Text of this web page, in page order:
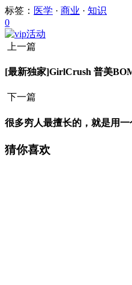
标签： 医学 · 商业 · 知识
0
上一篇
[最新独家]GirlCrush 普美
下一篇
很多穷人最擅长的，就是用
猜你喜欢